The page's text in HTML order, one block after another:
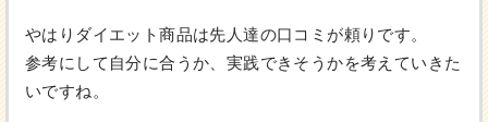
やはりダイエット商品は先人達の口コミが頼りです。
参考にして自分に合うか、実践できそうかを考えていきた
いですね。